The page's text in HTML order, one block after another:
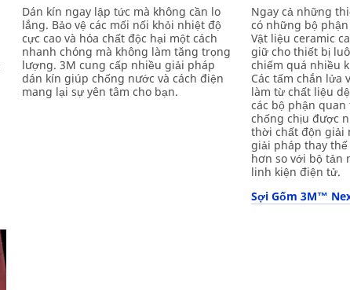
Dán kín ngay lập tức mà không cần lo
lắng. Bảo vệ các mối nối khỏi nhiệt độ
cực cao và hóa chất độc hại một cách
nhanh chóng mà không làm tăng trọng
lượng. 3M cung cấp nhiều giải pháp
dán kín giúp chống nước và cách điện
mang lại sự yên tâm cho bạn.
Ngay cả những
có những bộ
Vật liệu ceramic
giữ cho thiết bị
chiếm quá nhiều
Các tấm chắn lửa
làm từ chất liệu
các bộ phận
chống chịu được
thời chất độn giải
giải pháp thay
hơn so với bộ tản
linh kiện điện tử.
Sợi Gốm 3M™